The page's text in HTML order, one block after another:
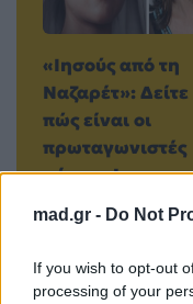
mad.gr - Do Not
If you wish to opt-out
processing of your
«Ιησούς από τη
Ναζαρέτ»: Δείτε
πώς είναι οι
πρωταγωνιστές
σήμερα!
10.04.2015